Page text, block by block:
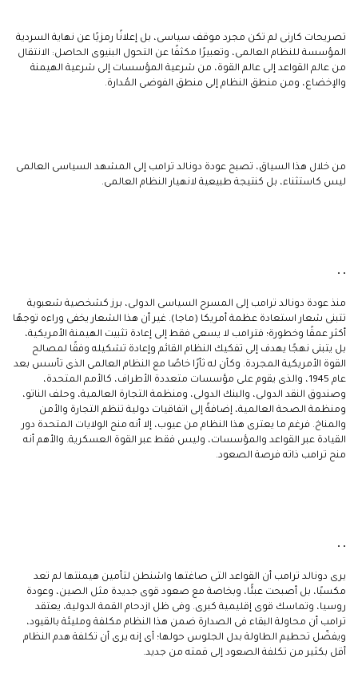
تصريحات كارنى لم تكن مجرد موقف سياسى، بل إعلانًا رمزيًا عن نهاية السردية
المؤسسة للنظام العالمى، وتعبيرًا مكثفًا عن التحول البنيوى الحاصل: الانتقال
من عالم القواعد إلى عالم القوة، من شرعية المؤسسات إلى شرعية الهيمنة
والإخضاع، ومن منطق النظام إلى منطق الفوضى المُدارة.
من خلال هذا السياق، تصبح عودة دونالد ترامب إلى المشهد السياسى العالمى
ليس كاستثناء، بل كنتيجة طبيعية لانهيار النظام العالمى.
• •
منذ عودة دونالد ترامب إلى المسرح السياسى الدولى، برز كشخصية شعبوية
تتبنى شعار استعادة عظمة أمريكا (ماجا). غير أن هذا الشعار يخفى وراءه توجهًا
أكثر عمقًا وخطورة؛ فترامب لا يسعى فقط إلى إعادة تثبيت الهيمنة الأمريكية،
بل يتبنى نهجًا يهدف إلى تفكيك النظام القائم وإعادة تشكيله وفقًا لمصالح
القوة الأمريكية المجردة. وكأن له ثأرًا خاصًا مع النظام العالمى الذى تأسس بعد
عام 1945، والذى يقوم على مؤسسات متعددة الأطراف، كالأمم المتحدة،
وصندوق النقد الدولى، والبنك الدولى، ومنظمة التجارة العالمية، وحلف الناتو،
ومنظمة الصحة العالمية، إضافةً إلى اتفاقيات دولية تنظم التجارة والأمن
والمناخ. فرغم ما يعترى هذا النظام من عيوب، إلا أنه منح الولايات المتحدة دور
القيادة عبر القواعد والمؤسسات، وليس فقط عبر القوة العسكرية. والأهم أنه
منح ترامب ذاته فرصة الصعود.
• •
يرى دونالد ترامب أن القواعد التى صاغتها واشنطن لتأمين هيمنتها لم تعد
مكسبًا، بل أصبحت عبئًا، وبخاصة مع صعود قوى جديدة مثل الصين، وعودة
روسيا، وتماسك قوى إقليمية كبرى. وفى ظل ازدحام القمة الدولية، يعتقد
ترامب أن محاولة البقاء فى الصدارة ضمن هذا النظام مكلفة ومليئة بالقيود،
ويفضّل تحطيم الطاولة بدل الجلوس حولها؛ أى إنه يرى أن تكلفة هدم النظام
أقل بكثير من تكلفة الصعود إلى قمته من جديد.